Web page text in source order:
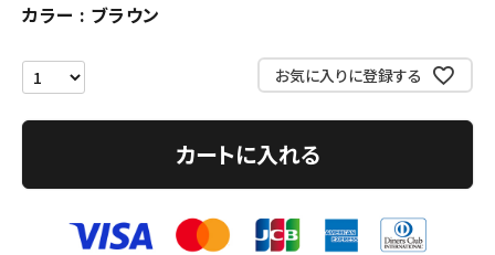
ようこそ ゲスト 様
meeting_room ログイン
Follow us
カラー ブラウン
お気に入りに登録する
カートに入れる